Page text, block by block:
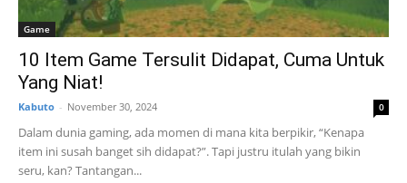
Game
10 Item Game Tersulit Didapat, Cuma Untuk
Yang Niat!
Kabuto - November 30, 2024 0
Dalam dunia gaming, ada momen di mana kita berpikir, “Kenapa
item ini susah banget sih didapat?”. Tapi justru itulah yang bikin
seru, kan? Tantangan...